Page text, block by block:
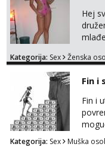
Hej
Kategorija: Sex Ženska
Fin i
Fin i
Kategorija: Sex Muška